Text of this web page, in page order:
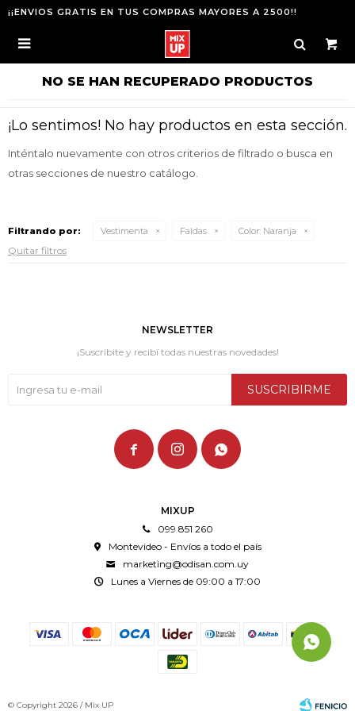
¡¡ENVIOS GRATIS EN TUS COMPRAS MAYORES A 2500!!

NO SE HAN RECUPERADO PRODUCTOS
¡Lo sentimos! No hay productos en esta sección.
Inténtalo nuevamente con otros criterios de filtrado o busca en
otras secciones de nuestro catálogo.
Filtrando por: Vestimenta Faldas Color: Naranja
Quitar filtros
MIXUP
099 851 260
Montevideo - Envíos a todo el país
marketing@odisan.com.uy
Lunes a Viernes de 09:00 a 17:00
NEWSLETTER
¡Suscribite y recibí todas nuestras novedades!
SUSCRIBIRME
  
© Copyright 2026 / Mix UP